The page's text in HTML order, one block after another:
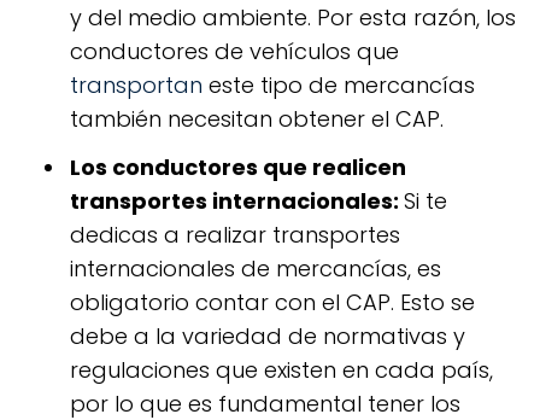
y del medio ambiente. Por esta razón, los
conductores de vehículos que
transportan este tipo de mercancías
también necesitan obtener el CAP.
Los conductores que realicen
transportes internacionales: Si te
dedicas a realizar transportes
internacionales de mercancías, es
obligatorio contar con el CAP. Esto se
debe a la variedad de normativas y
regulaciones que existen en cada país,
por lo que es fundamental tener los